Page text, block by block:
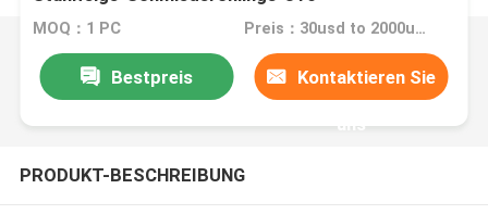
MOQ：1 PC Preis：30usd to 2000usd per piece
Bestpreis Kontaktieren Sie
uns
PRODUKT-BESCHREIBUNG